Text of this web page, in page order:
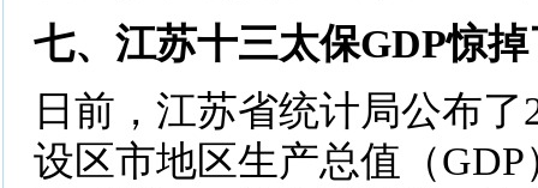
七、江苏十三太保GDP惊
日前，江苏省统计局公布了
设区市地区生产总值（